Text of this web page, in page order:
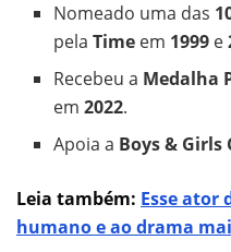
Nomeado uma das
pelaTime em 1999 e
Recebeu a Medalha
em2022.
Apoia a Boys & Girls
Leia também: Esse ator
humano e ao drama